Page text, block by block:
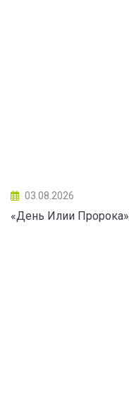
03.08.2026
«День Илии Пророка»